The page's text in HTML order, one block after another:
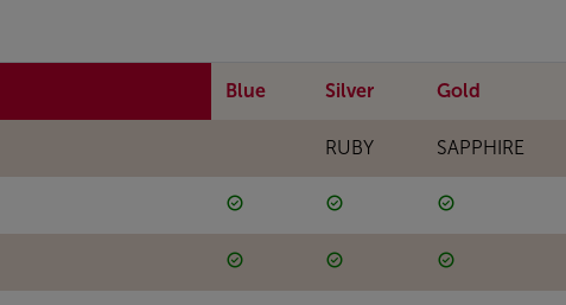
Blue Silver Gold
RUBY SAPPHIRE